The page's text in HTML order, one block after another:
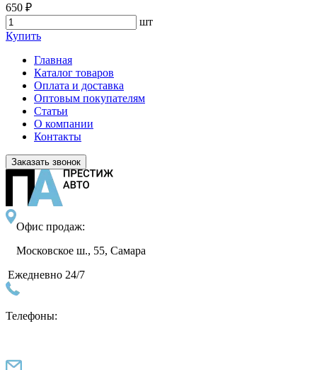
650 ₽
шт
Купить
Главная
Каталог товаров
Оплата и доставка
Оптовым покупателям
Статьи
О компании
Контакты
Заказать звонок
Офис продаж:
Московское ш., 55, Самара
Ежедневно 24/7
Телефоны: